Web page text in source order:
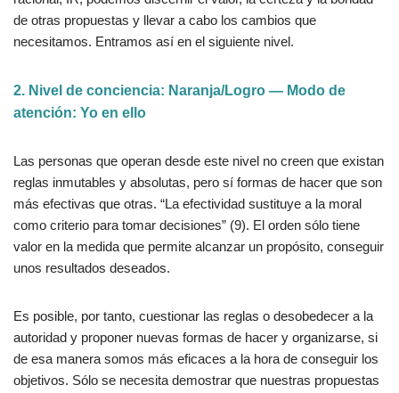
de otras propuestas y llevar a cabo los cambios que
necesitamos. Entramos así en el siguiente nivel.
2. Nivel de conciencia: Naranja/Logro — Modo de
atención: Yo en ello
Las personas que operan desde este nivel no creen que existan
reglas inmutables y absolutas, pero sí formas de hacer que son
más efectivas que otras. “La efectividad sustituye a la moral
como criterio para tomar decisiones” (9). El orden sólo tiene
valor en la medida que permite alcanzar un propósito, conseguir
unos resultados deseados.
Es posible, por tanto, cuestionar las reglas o desobedecer a la
autoridad y proponer nuevas formas de hacer y organizarse, si
de esa manera somos más eficaces a la hora de conseguir los
objetivos. Sólo se necesita demostrar que nuestras propuestas